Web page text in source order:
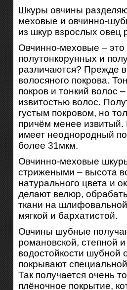
Шкуры овчины
меховые и овчинно-
из шкур взрослых овец
Овчинно-меховые –
полутонкорунных и
различаются? Прежде
волосяного покрова.
покров и тонкий волос
извитостью волос.
густым покровом, но
причём менее извитый.
имеет неоднородный
более 31мкм.
Овчинно-меховые
стрижеными – высота
натурального цвета и
делают велюр,
ткани на
мягкой и бархатистой.
Овчины шубные
романовской, степной
водостойкости шубной
покрывают
Так получается очень
плёночное покрытие,